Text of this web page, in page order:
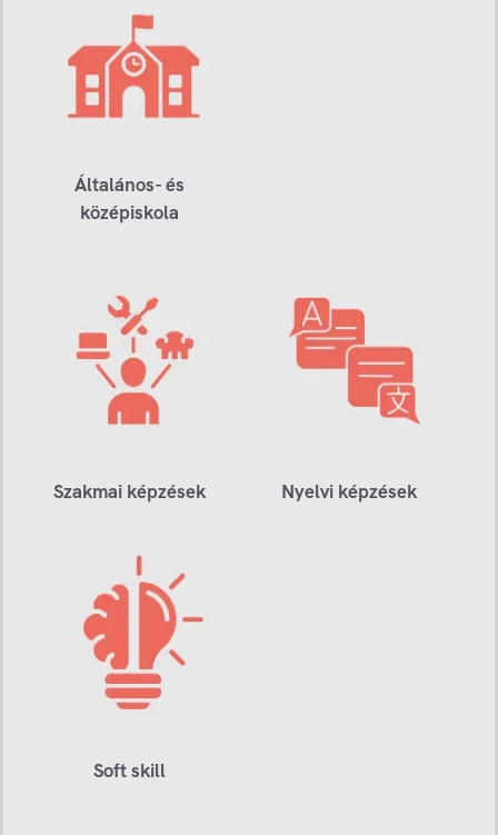
Általános- és
középiskola
Szakmai képzések Nyelvi képzések
Soft skill